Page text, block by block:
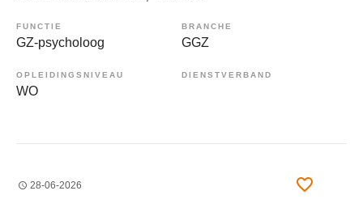
FUNCTIE
GZ-psycholoog
BRANCHE
GGZ
OPLEIDINGSNIVEAU
WO
DIENSTVERBAND
28-06-2026